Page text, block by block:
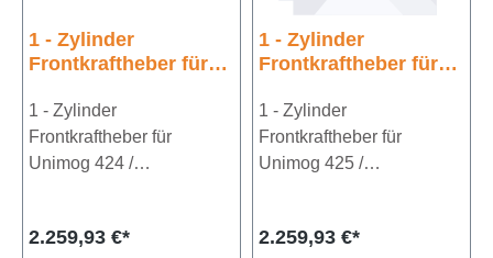
1 - Zylinder
Frontkraftheber für
1 - Zylinder
Frontkraftheber für
Unimog 424 /
SchlauchsatzKat.2Hubkra
Regulärer Preis:
2.259,93 €*
1 - Zylinder
Frontkraftheber für
1 - Zylinder
Frontkraftheber für
Unimog 425 /
SchlauchsatzKat.2Hubkra
Regulärer Preis:
2.259,93 €*